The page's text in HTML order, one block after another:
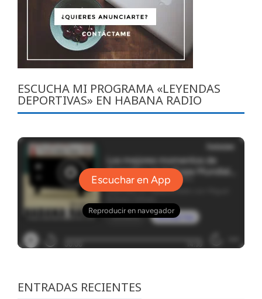
ESCUCHA MI PROGRAMA «LEYENDAS
DEPORTIVAS» EN HABANA RADIO
ENTRADAS RECIENTES